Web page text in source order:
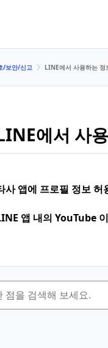
/보안/신고 LINE에서 사용하는 정
에서 사
사 앱에 프로필 정보
앱 내의 YouTube